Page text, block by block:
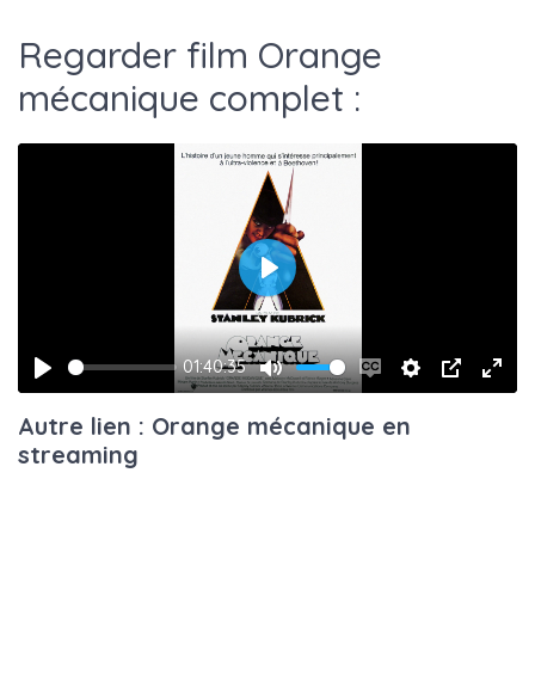
Regarder film Orange
mécanique complet :
Play
01:40:35
Mute
Enable
captions
Settings
PIP
Play
Autre lien : Orange mécanique en
streaming